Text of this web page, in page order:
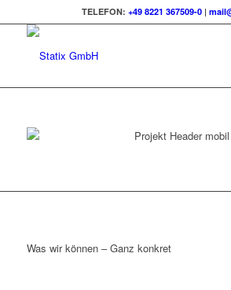
TELEFON: +49 8221 367509-0|
Was wir können – Ganz konkret